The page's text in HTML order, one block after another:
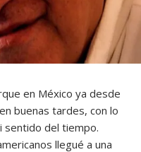
en México ya desde
buenas tardes, con lo
sentido del tiempo.
llegué a una